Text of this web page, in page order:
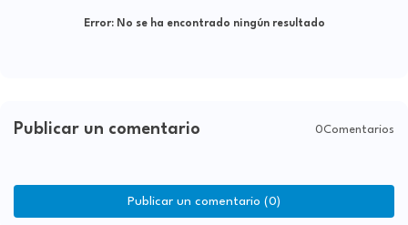
Error:No se ha encontrado ningún resultado
Publicar un comentario 0Comentarios
Publicar un comentario (0)